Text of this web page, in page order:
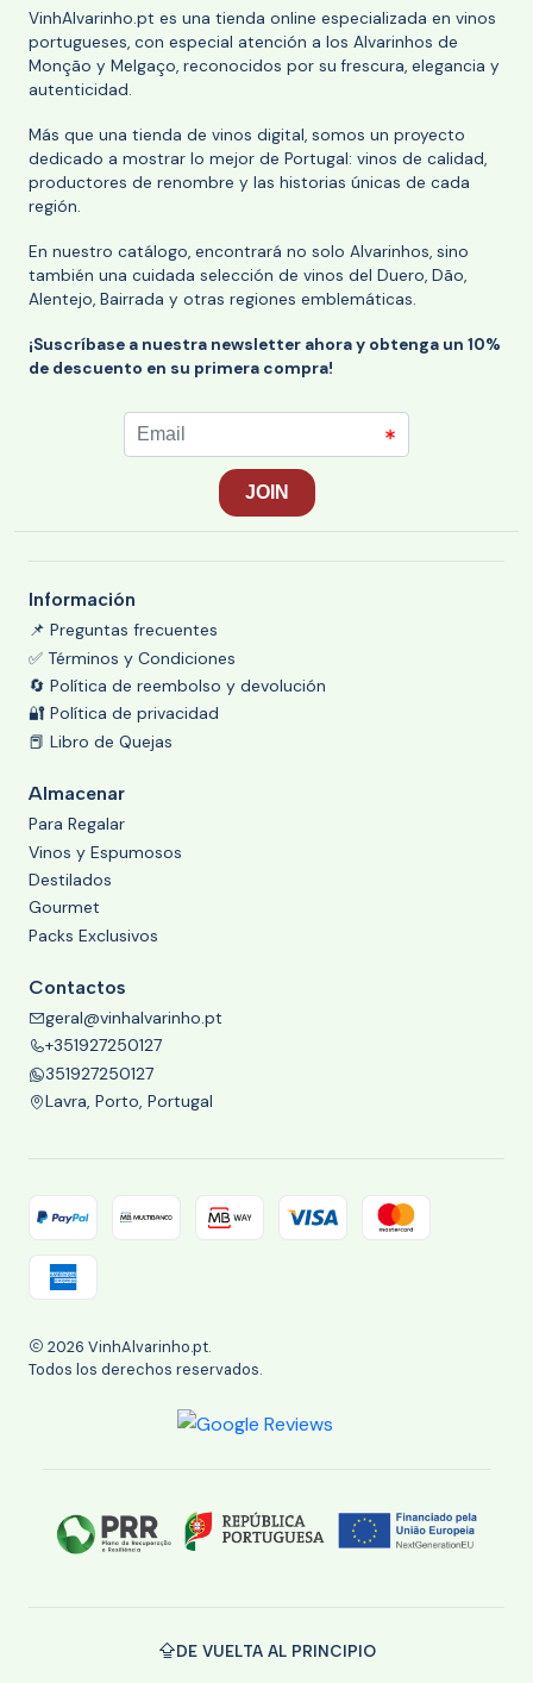
VinhAlvarinho.pt es una tienda online especializada en vinos
portugueses, con especial atención a los Alvarinhos de
Monção y Melgaço, reconocidos por su frescura, elegancia y
autenticidad.
Más que una tienda de vinos digital, somos un proyecto
dedicado a mostrar lo mejor de Portugal: vinos de calidad,
productores de renombre y las historias únicas de cada
región.
En nuestro catálogo, encontrará no solo Alvarinhos, sino
también una cuidada selección de vinos del Duero, Dão,
Alentejo, Bairrada y otras regiones emblemáticas.
¡Suscríbase a nuestra newsletter ahora y obtenga un 10%
de descuento en su primera compra!
Información
📌 Preguntas frecuentes
✅ Términos y Condiciones
🔄 Política de reembolso y devolución
🔐 Política de privacidad
📕 Libro de Quejas
Almacenar
Para Regalar
Vinos y Espumosos
Destilados
Gourmet
Packs Exclusivos
Contactos
geral@vinhalvarinho.pt
+351927250127
351927250127
Lavra, Porto, Portugal
2026 VinhAlvarinho.pt.
Todos los derechos reservados.
DE VUELTA AL PRINCIPIO